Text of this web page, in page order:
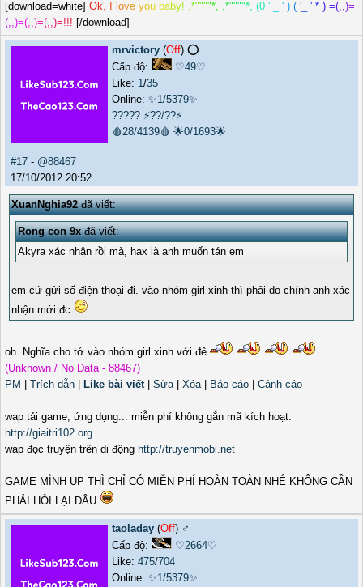
[download=white] Ok, ove you baby! ,*""""*, ,*""""*, (0 ' ' ) ( ' ' * ) =(,,)=
(,,)=(,,)=(,,)=!!! [/download]
mrvictory (Off) ⭕️
Cấp độ:
♡49♡
Like: 1/35
Online: ✨1/5379✨
????? ⚡??/??⚡
🩸28/4139🩸 🌟0/1693🌟
#17 - @88467
17/10/2012 20:52
XuanNghia92đã viết:
Rong con 9xđã viết:
Akyra xác nhận rồi mà, hax là anh muốn tán em
em cứ gửi số điện thoại đi. vào nhóm girl xinh thì phải do chính anh xác
nhận mới đc
oh. Nghĩa cho tớ vào nhóm girl xinh với đê
(Unknown / No Data - 88467)
PM
Trích dẫn Like bài viết| Sửa| Xóa| Báo cáo
Cảnh cáo
wap tải game, ứng dụng... miễn phí không gắn mã kích hoạt:
http://giaitri102.org
wap đọc truyện trên di động http://truyenmobi.net
GAME MÌNH UP THÌ CHỈ CÓ MIỄN PHÍ HOÀN TOÀN NHÉ KHÔNG CẦN
PHẢI HỎI LẠI ĐÂU
taoladay (Off) ♂️
Cấp độ:
♡2664♡
Like: 475/704
Online: ✨1/5379✨